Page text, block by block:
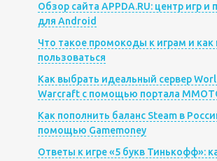
Обзор сайта APPDA.RU: центр игр и
для Android
Что такое промокоды к играм и как
пользоваться
Как выбрать идеальный сервер
Warcraft с помощью портала
Как пополнить баланс Steam в
помощью Gamemoney
Ответы к игре «5 букв Тинькофф»: